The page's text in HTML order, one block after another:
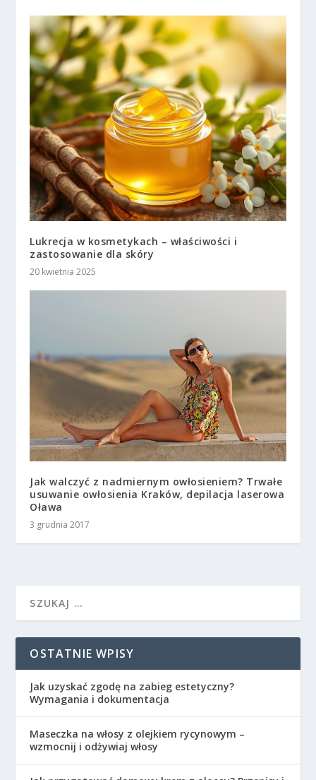
Lukrecja w kosmetykach – właściwości i
zastosowanie dla skóry
20 kwietnia 2025
Jak walczyć z nadmiernym owłosieniem? Trwałe
usuwanie owłosienia Kraków, depilacja laserowa
Oława
3 grudnia 2017
OSTATNIE WPISY
Jak uzyskać zgodę na zabieg estetyczny?
Wymagania i dokumentacja
Maseczka na włosy z olejkiem rycynowym –
wzmocnij i odżywiaj włosy